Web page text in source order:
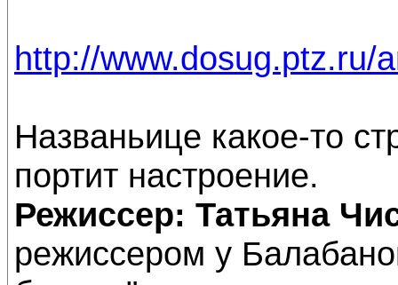
http://www.dosug.ptz.ru/
Названьице какое-то
портит настроение.
Режиссер: Татьяна
режиссером у